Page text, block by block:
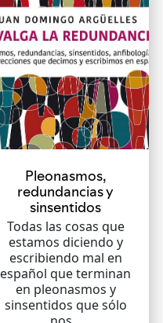
Pleonasmos,
redundancias y
sinsentidos
Todas las cosas que
estamos diciendo y
escribiendo mal en
español que terminan
en pleonasmos y
sinsentidos que sólo